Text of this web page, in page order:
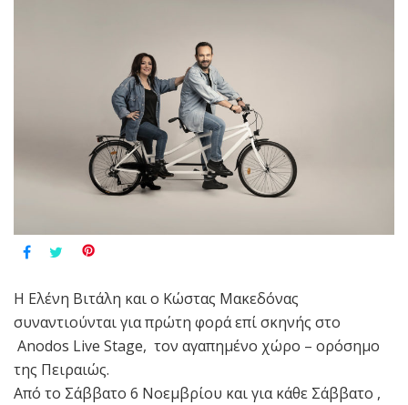
Η Ελένη Βιτάλη και ο Κώστας Μακεδόνας
συναντιούνται για πρώτη φορά επί σκηνής στο
Anodos Live Stage, τον αγαπημένο χώρο – ορόσημο
της Πειραιώς.
Από το Σάββατο 6 Νοεμβρίου και για κάθε Σάββατο ,